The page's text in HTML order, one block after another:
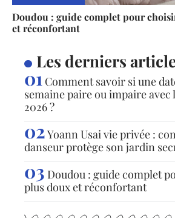
Doudou : guide complet pour
et réconfortant
Les derniers
Comment savoir si une
semaine paire ou impaire
2026 ?
Yoann Usai vie privée :
danseur protège son jardin
Doudou : guide complet
plus doux et réconfortant